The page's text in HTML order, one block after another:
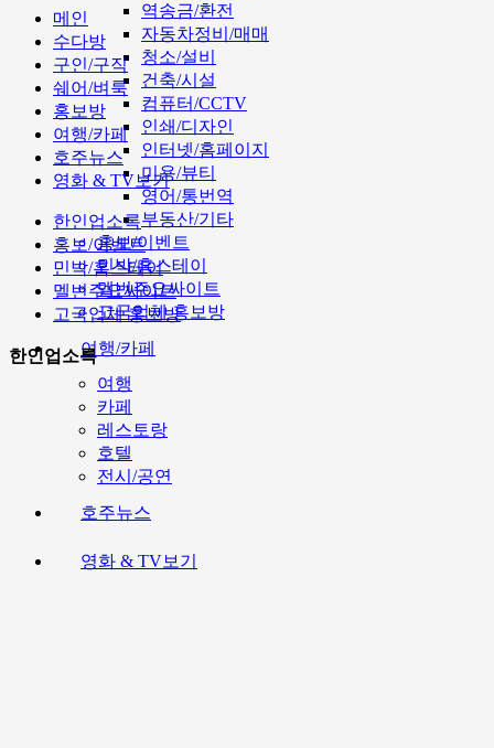
역송금/환전
자동차정비/매매
청소/설비
건축/시설
컴퓨터/CCTV
인쇄/디자인
인터넷/홈페이지
미용/뷰티
영어/통번역
부동산/기타
홍보/이벤트
민박/홈스테이
멜번주요싸이트
고국업체 홍보방
여행/카페
여행
카페
레스토랑
호텔
전시/공연
호주뉴스
영화 & TV보기
메인
수다방
구인/구직
쉐어/벼룩
홍보방
여행/카페
호주뉴스
영화 & TV보기
한인업소록
홍보/이벤트
민박/홈스테이
멜번주요싸이트
고국업체 홍보방
한인업소록